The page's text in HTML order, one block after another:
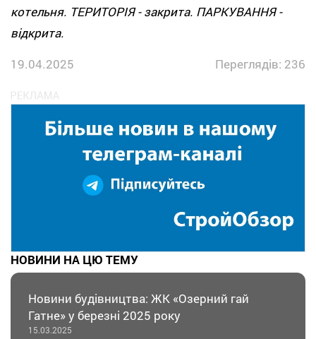
котельня. ТЕРИТОРІЯ - закрита. ПАРКУВАННЯ -
відкрита.
19.04.2025
Переглядів: 236
НОВИНИ НА ЦЮ ТЕМУ
Новини будівництва: ЖК «Озерний гай
Гатне» у березні 2025 року
15.03.2025